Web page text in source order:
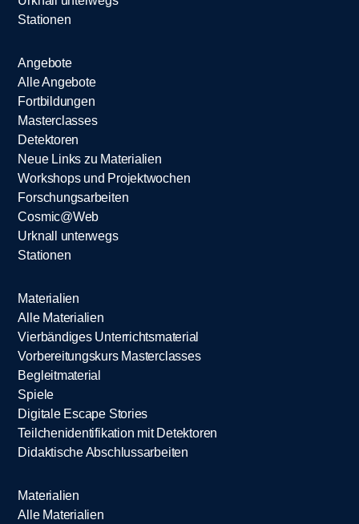
Stationen
Angebote
Alle Angebote
Fortbildungen
Masterclasses
Detektoren
Neue Links zu Materialien
Workshops und Projektwochen
Forschungsarbeiten
Cosmic@Web
Urknall unterwegs
Stationen
Materialien
Alle Materialien
Vierbändiges Unterrichtsmaterial
Vorbereitungskurs Masterclasses
Begleitmaterial
Spiele
Digitale Escape Stories
Teilchenidentifikation mit Detektoren
Didaktische Abschlussarbeiten
Materialien
Alle Materialien